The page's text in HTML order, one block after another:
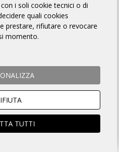
ISCRITTI 37 OMOLOGATI
745 metri
DOVE
i soli cookie tecnici o di
quali cookies
prestare, rifiutare o revocare
momento.
TUTTI